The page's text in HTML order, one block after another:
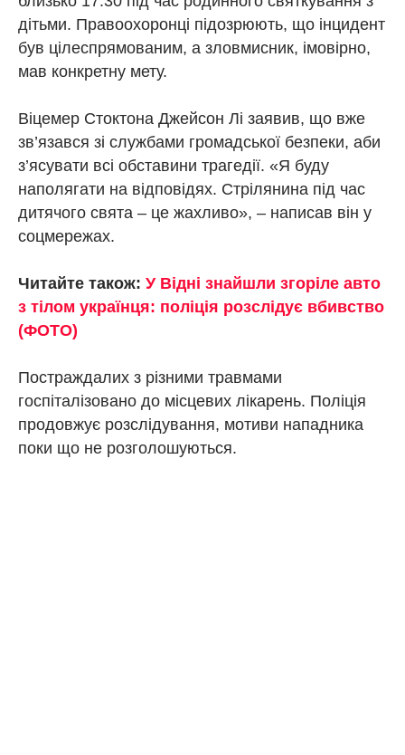
дітьми. Правоохоронці підозрюють, що інцидент
був цілеспрямованим, а зловмисник, імовірно,
мав конкретну мету.
Віцемер Стоктона Джейсон Лі заявив, що вже
зв’язався зі службами громадської безпеки, аби
з’ясувати всі обставини трагедії. «Я буду
наполягати на відповідях. Стрілянина під час
дитячого свята – це жахливо», – написав він у
соцмережах.
Читайте також: У Відні знайшли згоріле авто
з тілом українця: поліція розслідує вбивство
(ФОТО)
Постраждалих з різними травмами
госпіталізовано до місцевих лікарень. Поліція
продовжує розслідування, мотиви нападника
поки що не розголошуються.